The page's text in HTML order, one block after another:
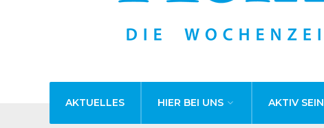
AKTUELLES HIER BEI UNS AKTIV SEIN